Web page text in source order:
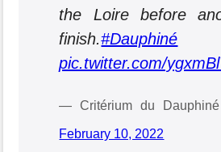
the Loire before
finish.#Dauphiné
pic.twitter.com/
— Critérium du Dauphiné
February 10, 2022